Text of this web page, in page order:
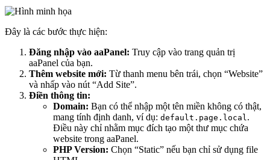
Đây là các bước thực hiện:
Đăng nhập vào aaPanel: Truy cập vào trang quản trị
aaPanel của bạn.
Thêm website mới: Từ thanh menu bên trái, chọn “Website”
và nhấp vào nút “Add Site”.
Điền thông tin:
Domain: Bạn có thể nhập một tên miền không có thật,
mang tính định danh, ví dụ: default.page.local.
Điều này chỉ nhằm mục đích tạo một thư mục chứa
website trong aaPanel.
PHP Version: Chọn “Static” nếu bạn chỉ sử dụng file